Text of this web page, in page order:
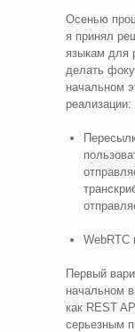
Осенью
я принял
языкам для
делать
начальном
реализации:
WebRTC
Первый
начальном
как REST
серьезным